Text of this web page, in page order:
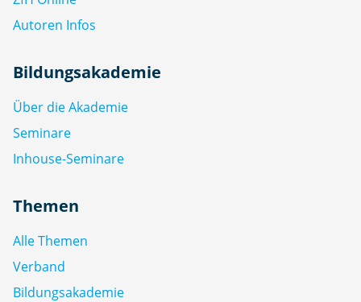
Autoren Infos
Bildungsakademie
Über die Akademie
Seminare
Inhouse-Seminare
Themen
Alle Themen
Verband
Bildungsakademie